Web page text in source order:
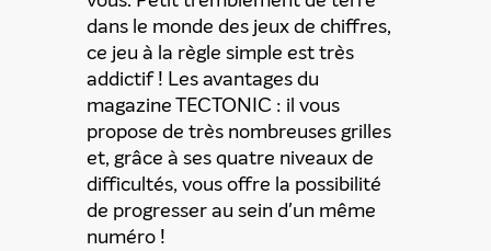
Partager cette offre
dans le monde des jeux de chiffres,
ce jeu à la règle simple est très
addictif ! Les avantages du
magazine TECTONIC : il vous
propose de très nombreuses grilles
et, grâce à ses quatre niveaux de
difficultés, vous offre la possibilité
de progresser au sein d'un même
numéro !